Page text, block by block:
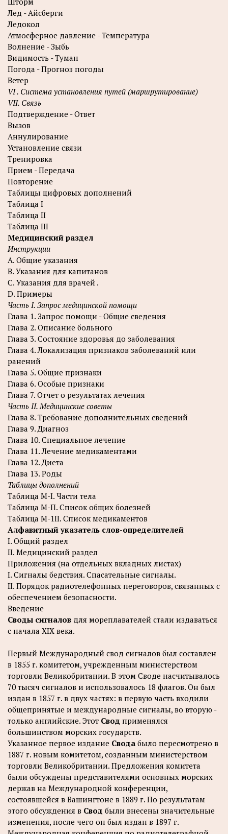
Лед - Айсберги
Ледокол
Атмосферное давление - Температура
Волнение - Зыбь
Видимость - Туман
Погода - Прогноз погоды
Ветер
VI . Система установления путей (маршрутирование)
VII. Связь
Подтверждение - Ответ
Вызов
Аннулирование
Установление связи
Тренировка
Прием - Передача
Повторение
Таблицы цифровых дополнений
Таблица I
Таблица II
Таблица III
Медицинский раздел
Инструкции
A. Общие указания
B. Указания для капитанов
C. Указания для врачей .
D. Примеры
Часть I. Запрос медицинской помощи
Глава 1. Запрос помощи - Общие сведения
Глава 2. Описание больного
Глава 3. Состояние здоровья до заболевания
Глава 4. Локализация признаков заболеваний или
ранений
Глава 5. Общие признаки
Глава 6. Особые признаки
Глава 7. Отчет о результатах лечения
Часть II. Медицинские советы
Глава 8. Требование дополнительных сведений
Глава 9. Диагноз
Глава 10. Специальное лечение
Глава 11. Лечение медикаментами
Глава 12. Диета
Глава 13. Роды
Таблицы дополнений
Таблица M-I. Части тела
Таблица М-П. Список общих болезней
Таблица M-1II. Список медикаментов
Алфавитный указатель слов-определителей
I. Общий раздел
II. Медицинский раздел
Приложения (на отдельных вкладных листах)
I. Сигналы бедствия. Спасательные сигналы.
II. Порядок радиотелефонных переговоров, связанных с
обеспечением безопасности.
Введение
Своды сигналов для мореплавателей стали издаваться
с начала XIX века.
Первый Международный свод сигналов был составлен
в 1855 г. комитетом, учрежденным министерством
торговли Великобритании. В этом Своде насчитывалось
70 тысяч сигналов и использовалось 18 флагов. Он был
издан в 1857 г. в двух частях: в первую часть входили
общепринятые и международные сигналы, во вторую -
только английские. Этот Свод применялся
большинством морских государств.
Указанное первое издание Свода было пересмотрено в
1887 г. новым комитетом, созданным министерством
торговли Великобритании. Предложения комитета
были обсуждены представителями основных морских
держав на Международной конференции,
состоявшейся в Вашингтоне в 1889 г. По результатам
этого обсуждения в Свод были внесены значительные
изменения, после чего он был издан в 1897 г.